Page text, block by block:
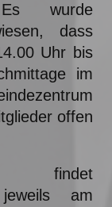
Es wurde
dass
Uhr bis
im
offen
jeweils am